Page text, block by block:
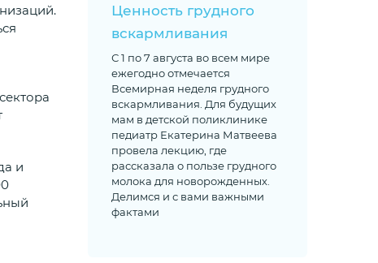
и
Ценность грудного
вскармливания
С 1 по 7 августа во всем мире
ежегодно отмечается
Всемирная неделя грудного
вскармливания. Для будущих
мам в детской поликлинике
педиатр Екатерина Матвеева
провела лекцию, где
рассказала о пользе грудного
молока для новорожденных.
Делимся и с вами важными
фактами